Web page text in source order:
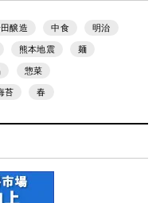
醸造 中食 明治
熊本地震 麺
惣菜
苔 春